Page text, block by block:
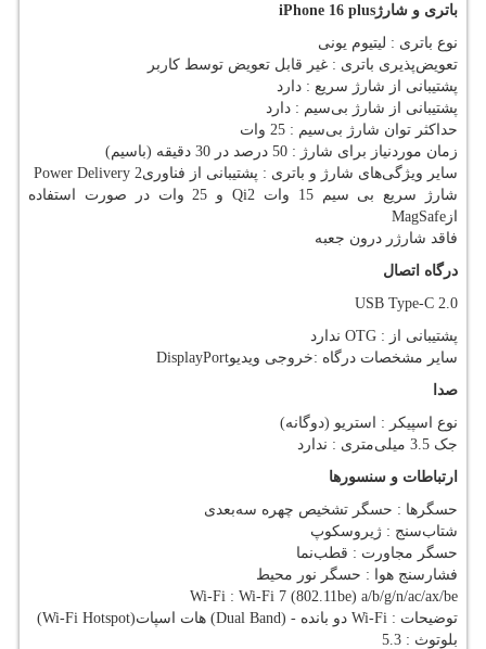
باتری و شارژ iPhone 16 plus
نوع باتری : لیتیوم‌ یونی
تعویض‌پذیری باتری : غیر قابل تعویض توسط کاربر
پشتیبانی از شارژ سریع : دارد
پشتیبانی از شارژ بی‌سیم : دارد
حداکثر توان شارژ بی‌سیم : 25 وات
زمان موردنیاز برای شارژ : 50 درصد در 30 دقیقه (باسیم)
سایر ویژگی‌های شارژ و باتری : پشتیبانی از فناوریPower Delivery 2
شارژ سریع بی سیم 15 وات
Qi2
و 25 وات در صورت استفاده
از MagSafe
فاقد شارژر درون جعبه
درگاه اتصال
USB Type-C 2.0
پشتیبانی از OTG : ندارد
سایر مشخصات درگاه‌‌ :خروجی ویديوDisplayPort
صدا
نوع اسپیکر : استریو (دوگانه)
جک 3.5 میلی‌متری : ندارد
ارتباطات و سنسورها
حسگرها : حسگر تشخیص چهره سه‌بعدی
شتاب‌سنج : ژیروسکوپ
حسگر مجاورت : قطب‌نما
فشارسنج هوا : حسگر نور محیط
Wi-Fi : Wi-Fi 7 (802.11be) a/b/g/n/ac/ax/be
توضیحات Wi-Fi : دو بانده (Dual Band) - هات اسپات(Wi-Fi Hotspot)
بلوتوث : 5.3